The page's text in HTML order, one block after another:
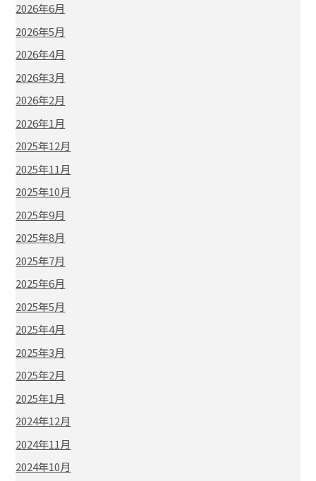
2026年6月
2026年5月
2026年4月
2026年3月
2026年2月
2026年1月
2025年12月
2025年11月
2025年10月
2025年9月
2025年8月
2025年7月
2025年6月
2025年5月
2025年4月
2025年3月
2025年2月
2025年1月
2024年12月
2024年11月
2024年10月